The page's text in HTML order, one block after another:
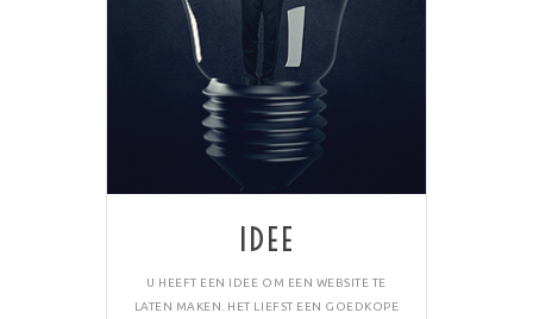
IDEE
U HEEFT EEN IDEE OM EEN WEBSITE TE
LATEN MAKEN. HET LIEFST EEN GOEDKOPE